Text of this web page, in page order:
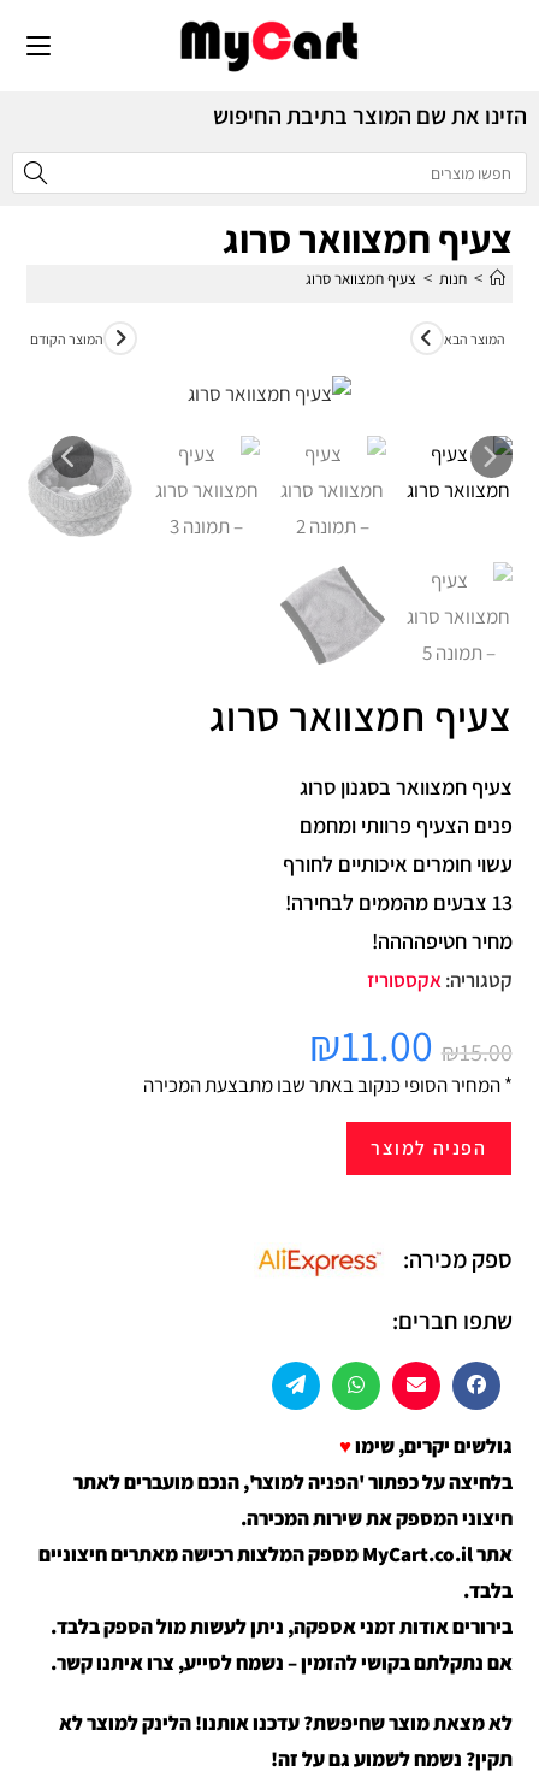
הזינו את שם המוצר בתיבת החיפוש
צעיף חמצוואר סרוג
> חנות > צעיף חמצוואר סרוג
המוצר הקודם המוצר הבא
צעיף חמצוואר סרוג
צעיף חמצוואר בסגנון סרוג
פנים הצעיף פרוותי ומחמם
עשוי חומרים איכותיים לחורף
13 צבעים מהממים לבחירה!
מחיר חטיפהההה!
קטגוריה:אקססוריז
₪15.00
₪11.00
* המחיר הסופי כנקוב באתר שבו מתבצעת המכירה
הפניה למוצר
ספק מכירה:
שתפו חברים:
גולשים יקרים, שימו♥
בלחיצה על כפתור 'הפניה למוצר', הנכם מועברים לאתר
חיצוני המספק את שירות המכירה.
אתר MyCart.co.il מספק המלצות רכישה מאתרים חיצוניים
בלבד.
בירורים אודות זמני אספקה, ניתן לעשות מול הספק בלבד.
אם נתקלתם בקושי להזמין – נשמח לסייע, צרו איתנו קשר.
לא מצאת מוצר שחיפשת? עדכנו אותנו! הלינק למוצר לא
תקין? נשמח לשמוע גם על זה!